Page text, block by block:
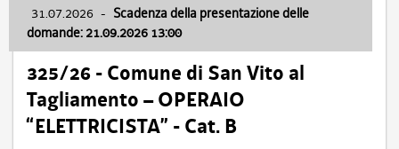
31.07.2026 - Scadenza della presentazione delle
domande: 21.09.2026 13:00
325/26 - Comune di San Vito al
Tagliamento – OPERAIO
“ELETTRICISTA” - Cat. B